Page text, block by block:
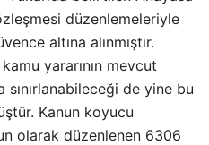
düzenlemeleriyle
altına alınmıştır.
yararının mevcut
de yine bu
Kanun koyucu
olarak düzenlenen 6306